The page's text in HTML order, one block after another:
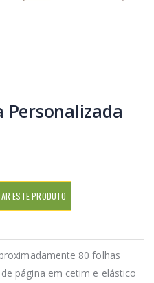
Personalizada
ESTE PRODUTO
80 folhas
página em cetim e elástico